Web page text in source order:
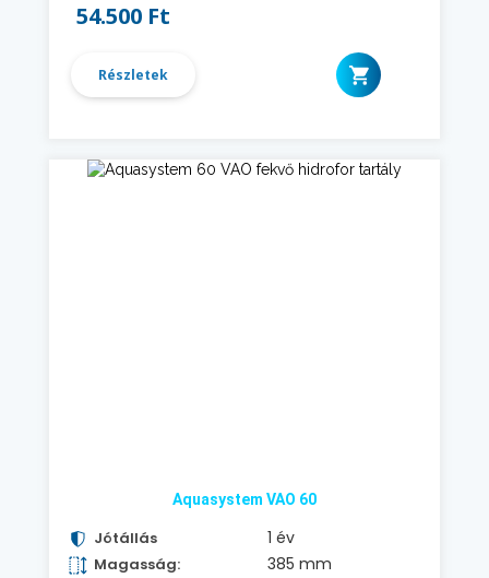
54.500 Ft
Részletek
Aquasystem VAO 60
Jótállás 1 év
Magasság: 385 mm